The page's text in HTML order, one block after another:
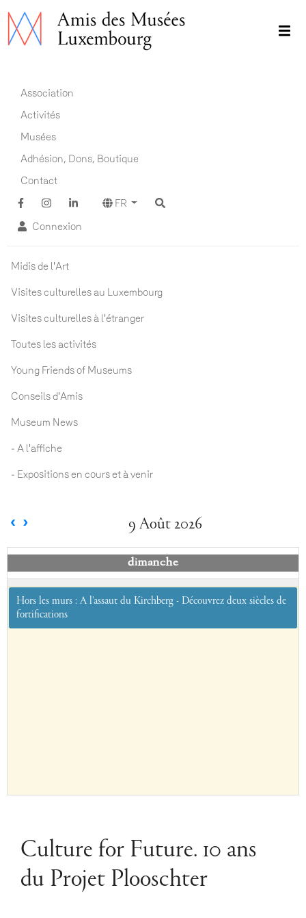
Aller
au
Main navigation FR
Association
Activités
Musées
Adhésion, Dons, Boutique
Contact
FR
Connexion
Actualités ADM
Midis de l'Art
Visites culturelles au Luxembourg
Visites culturelles à l'étranger
Toutes les activités
Young Friends of Museums
Conseils d'Amis
Museum News
- A l'affiche
- Expositions en cours et à venir
9 Août 2026
dimanche
Hors les murs : A l'assaut du Kirchberg - Découvrez deux siècles de
fortifications
Culture for Future. 10 ans
du Projet Plooschter